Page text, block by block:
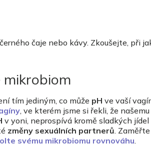
čaje nebo kávy. Zkoušejte, při
mikrobiom
tím jediným, co může pH ve vaší
, ve kterém jsme si řekli, že
v yoni, neprospívá kromě sladkých jídel
změny sexuálních partnerů.
svému mikrobiomu rovnováhu.